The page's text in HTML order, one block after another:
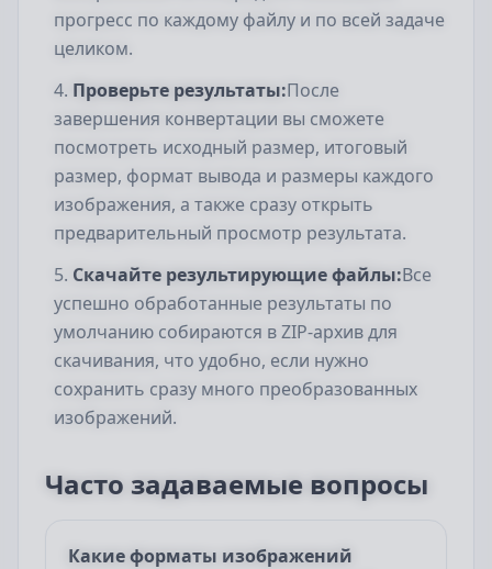
прогресс по каждому файлу и по всей задаче
целиком.
Проверьте результаты:После
завершения конвертации вы сможете
посмотреть исходный размер, итоговый
размер, формат вывода и размеры каждого
изображения, а также сразу открыть
предварительный просмотр результата.
Скачайте результирующие файлы:Все
успешно обработанные результаты по
умолчанию собираются в ZIP-архив для
скачивания, что удобно, если нужно
сохранить сразу много преобразованных
изображений.
Часто задаваемые вопросы
Какие форматы изображений